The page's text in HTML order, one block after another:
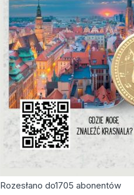
Rozesłano do1705 abonentów